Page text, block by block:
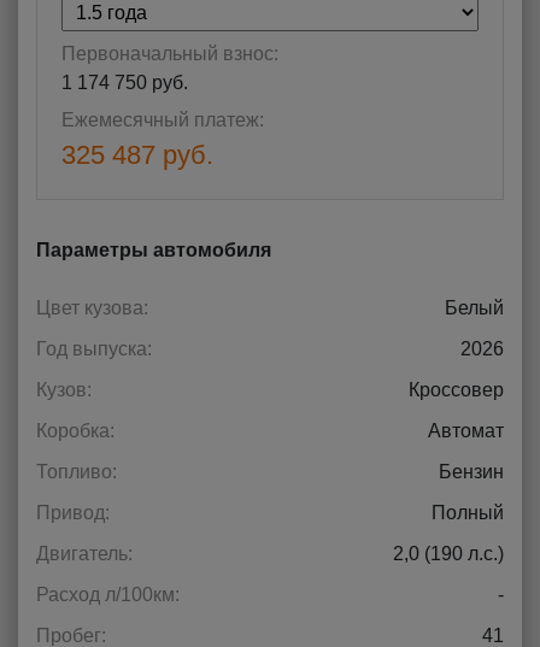
Первоначальный взнос:
1 174 750 руб.
Ежемесячный платеж:
325 487 руб.
Параметры автомобиля
Цвет кузова:
Белый
Год выпуска:
2026
Кузов:
Кроссовер
Коробка:
Автомат
Топливо:
Бензин
Привод:
Полный
Двигатель:
2,0 (190 л.с.)
Расход л/100км:
-
Пробег:
41